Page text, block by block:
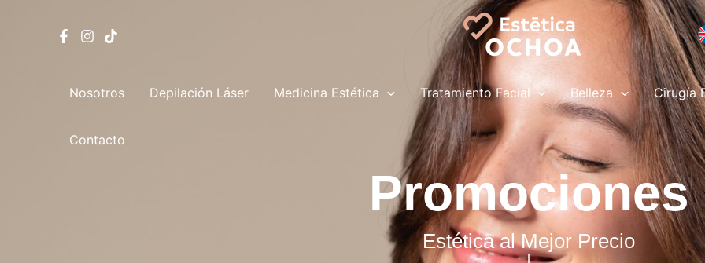
Nosotros Depilación Láser Medicina Estética Tratamiento Facial Belleza Cirugía
Contacto
Promociones
Estética al Mejor Precio